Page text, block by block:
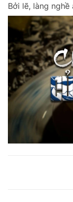
Bởi lẽ, làng